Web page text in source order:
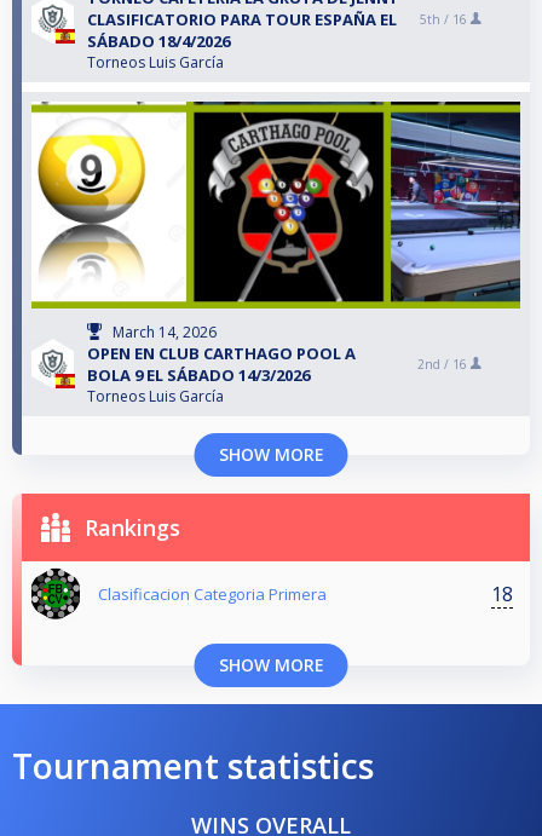
CLASIFICATORIO PARA TOUR ESPAÑA EL
SÁBADO 18/4/2026
Torneos Luis García
5th / 16
March 14, 2026
OPEN EN CLUB CARTHAGO POOL A
BOLA 9 EL SÁBADO 14/3/2026
Torneos Luis García
2nd / 16
SHOW MORE
Rankings
Clasificacion Categoria Primera 18
SHOW MORE
Tournament statistics
WINS OVERALL